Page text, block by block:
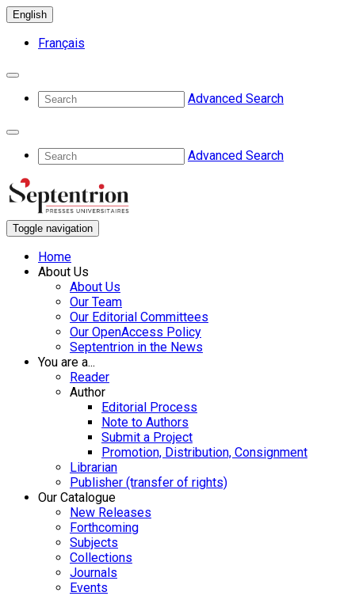
English
Français
Advanced Search
Advanced Search
Toggle navigation
Home
About Us
About Us
Our Team
Our Editorial Committees
Our OpenAccess Policy
Septentrion in the News
You are a...
Reader
Author
Editorial Process
Note to Authors
Submit a Project
Promotion, Distribution, Consignment
Librarian
Publisher (transfer of rights)
Our Catalogue
New Releases
Forthcoming
Subjects
Collections
Journals
Events